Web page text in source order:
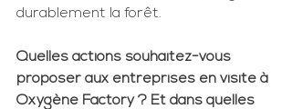
durablement la forêt.
Quelles actions souhaitez-vous
proposer aux entreprises en visite à
Oxygène Factory ? Et dans quelles